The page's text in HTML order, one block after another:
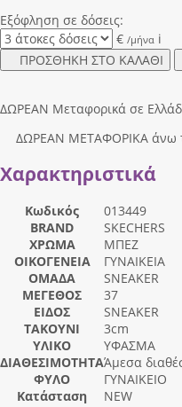
Εξόφληση σε δόσεις:
€ /μήνα i
ΠΡΟΣΘΗΚΗ ΣΤΟ ΚΑΛΑΘΙ
ΔΩΡΕΑΝ Μεταφορικά σε
ΔΩΡΕΑΝ ΜΕΤΑΦΟΡΙΚΑ άνω
Χαρακτηριστικά
Κωδικός
013449
BRAND
SKECHERS
ΧΡΩΜΑ
ΜΠΕΖ
ΟΙΚΟΓΕΝΕΙΑ
ΓΥΝΑΙΚΕΙΑ
ΟΜΑΔΑ
SNEAKER
ΜΕΓΕΘΟΣ
37
ΕΙΔΟΣ
SNEAKER
ΤΑΚΟΥΝΙ
3cm
ΥΛΙΚΟ
ΥΦΑΣΜΑ
ΔΙΑΘΕΣΙΜΟΤΗΤΑΆμεσα
ΦΥΛΟ
ΓΥΝΑΙΚΕΙΟ
Κατάσταση
NEW